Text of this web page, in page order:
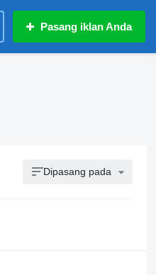
Pasang iklan Anda
Dipasang pada